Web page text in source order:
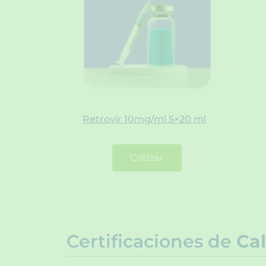
Retrovir 10mg/ml 5×20 ml
Cotizar
Certificaciones de